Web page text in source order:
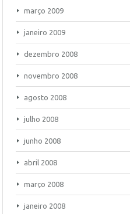
março 2009
janeiro 2009
dezembro 2008
novembro 2008
agosto 2008
julho 2008
junho 2008
abril 2008
março 2008
janeiro 2008